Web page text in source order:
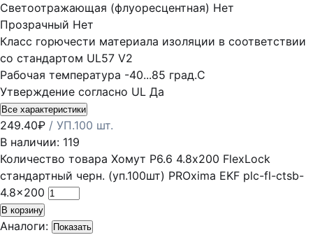
Светоотражающая (флуоресцентная) Нет
Прозрачный Нет
Класс горючести материала изоляции в соответствии
со стандартом UL57 V2
Рабочая температура -40...85 град.C
Утверждение согласно UL Да
Все характеристики
249.40₽ / УП.100 шт.
В наличии: 119
Количество товара Хомут P6.6 4.8х200 FlexLock
стандартный черн. (уп.100шт) PROxima EKF plc-fl-ctsb-
4.8x200
В корзину
Аналоги: Показать